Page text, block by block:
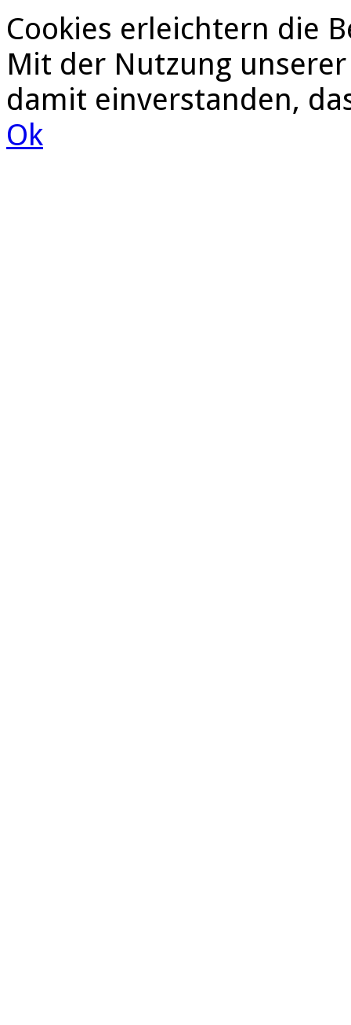
Cookies erleichtern die
Mit der Nutzung
damit einverstanden,
Ok